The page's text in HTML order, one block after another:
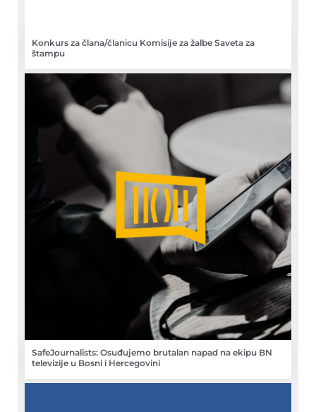
Konkurs za člana/članicu Komisije za žalbe Saveta za
štampu
SafeJournalists: Osuđujemo brutalan napad na ekipu BN
televizije u Bosni i Hercegovini